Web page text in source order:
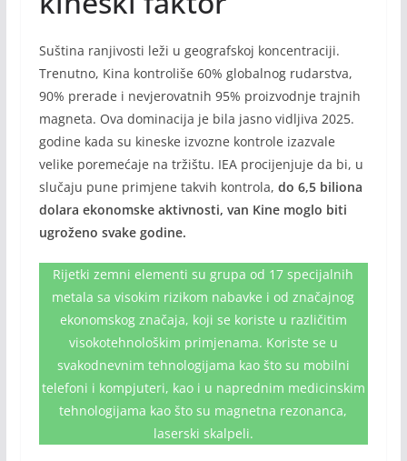
Suština ranjivosti leži u geografskoj koncentraciji.
Trenutno, Kina kontroliše 60% globalnog rudarstva,
90% prerade i nevjerovatnih 95% proizvodnje trajnih
magneta. Ova dominacija je bila jasno vidljiva 2025.
godine kada su kineske izvozne kontrole izazvale
velike poremećaje na tržištu. IEA procijenjuje da bi, u
slučaju pune primjene takvih kontrola, do 6,5 biliona
dolara ekonomske aktivnosti, van Kine moglo biti
ugroženo svake godine.
Rijetki zemni elementi su grupa od 17 specijalnih
metala sa visokim rizikom nabavke i od značajnog
ekonomskog značaja, koji se koriste u različitim
visokotehnološkim primjenama. Koriste se u
svakodnevnim tehnologijama kao što su mobilni
telefoni i kompjuteri, kao i u naprednim medicinskim
tehnologijama kao što su magnetna rezonanca,
laserski skalpeli.